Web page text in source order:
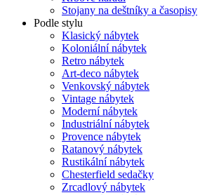
Stojany na deštníky a časopisy
Podle stylu
Klasický nábytek
Koloniální nábytek
Retro nábytek
Art-deco nábytek
Venkovský nábytek
Vintage nábytek
Moderní nábytek
Industriální nábytek
Provence nábytek
Ratanový nábytek
Rustikální nábytek
Chesterfield sedačky
Zrcadlový nábytek